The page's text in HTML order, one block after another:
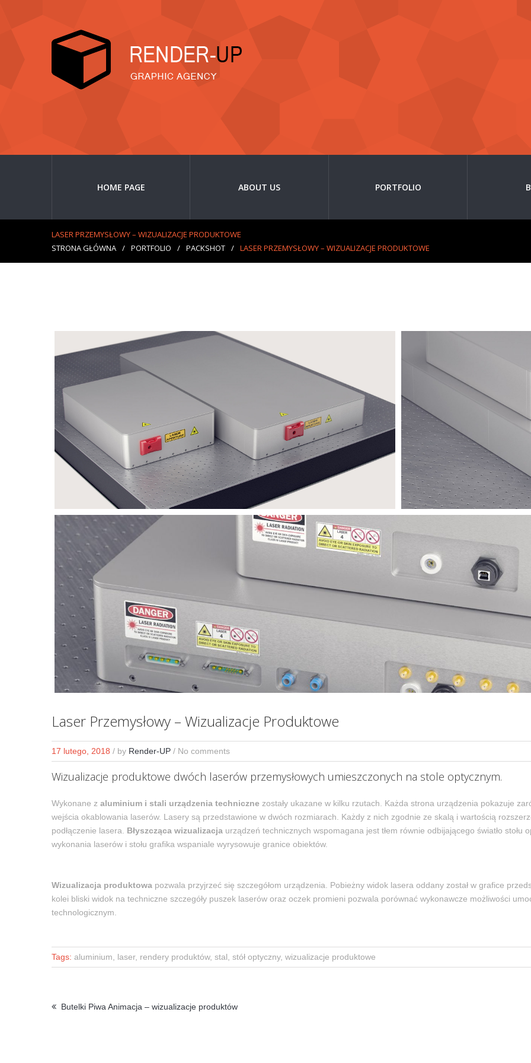
HOME PAGE ABOUT US PORTFOLIO
LASER PRZEMYSŁOWY – WIZUALIZACJE PRODUKTOWE
STRONA GŁÓWNA / PORTFOLIO / PACKSHOT / LASER PRZEMYSŁOWY – WIZUALIZACJE PRODUKTOWE
Laser Przemysłowy – Wizualizacje Produktowe
17 lutego, 2018 / by Render-UP / No comments
Wizualizacje produktowe dwóch laserów przemysłowych umieszczonych na stole optycznym.
Wykonane z aluminium i stali urządzenia techniczne zostały ukazane w kilku rzutach. Każda strona urządzenia pokazuje
wejścia okablowania laserów. Lasery są przedstawione w dwóch rozmiarach. Każdy z nich zgodnie ze skalą i wartością
podłączenie lasera. Błyszcząca wizualizacja urządzeń technicznych wspomagana jest tłem równie odbijającego światło stołu
wykonania laserów i stołu grafika wspaniale wyrysowuje granice obiektów.
Wizualizacja produktowa pozwala przyjrzeć się szczegółom urządzenia. Pobieżny widok lasera oddany został w grafice
kolei bliski widok na techniczne szczegóły puszek laserów oraz oczek promieni pozwala porównać wykonawcze możliwości
technologicznym.
Tags: aluminium, laser, rendery produktów, stal, stół optyczny, wizualizacje produktowe
Butelki Piwa Animacja – wizualizacje produktów